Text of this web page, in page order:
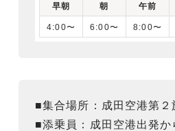
早朝 朝 午前
4:00〜 6:00〜 8:00〜
■集合場所：成田空港第２
■添乗員：成田空港出発か